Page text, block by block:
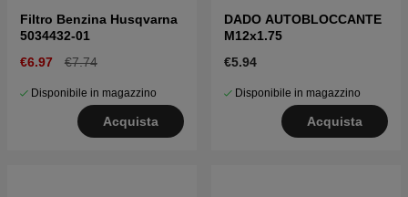
Filtro Benzina Husqvarna
5034432-01
€6.97
€7.74
Disponibile in magazzino
Acquista
DADO AUTOBLOCCANTE
M12x1.75
€5.94
Disponibile in magazzino
Acquista